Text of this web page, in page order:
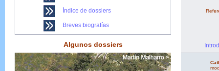
Índice de dossiers
Breves biografías
Algunos dossiers